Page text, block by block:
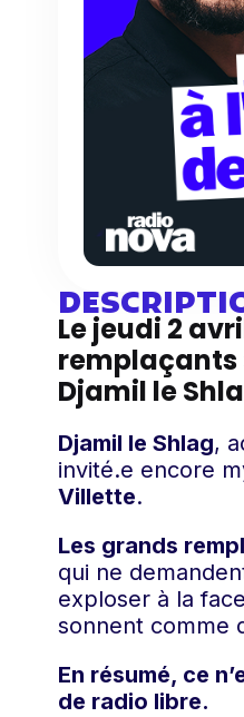
Le jeudi 2
remplaçants
Djamil le
Djamil le Shlag,
invité.e encore
Villette.
Les grands
qui ne
exploser à la
sonnent comme
En résumé, ce
de radio libre.